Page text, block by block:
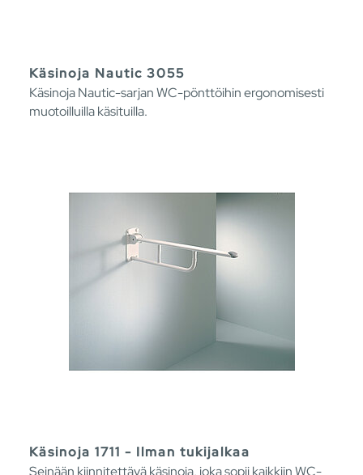
Käsinoja Nautic 3055
Käsinoja Nautic-sarjan WC-pönttöihin ergonomisesti
muotoilluilla käsituilla.
Käsinoja 1711 - Ilman tukijalkaa
Seinään kiinnitettävä käsinoja, joka sopii kaikkiin WC-